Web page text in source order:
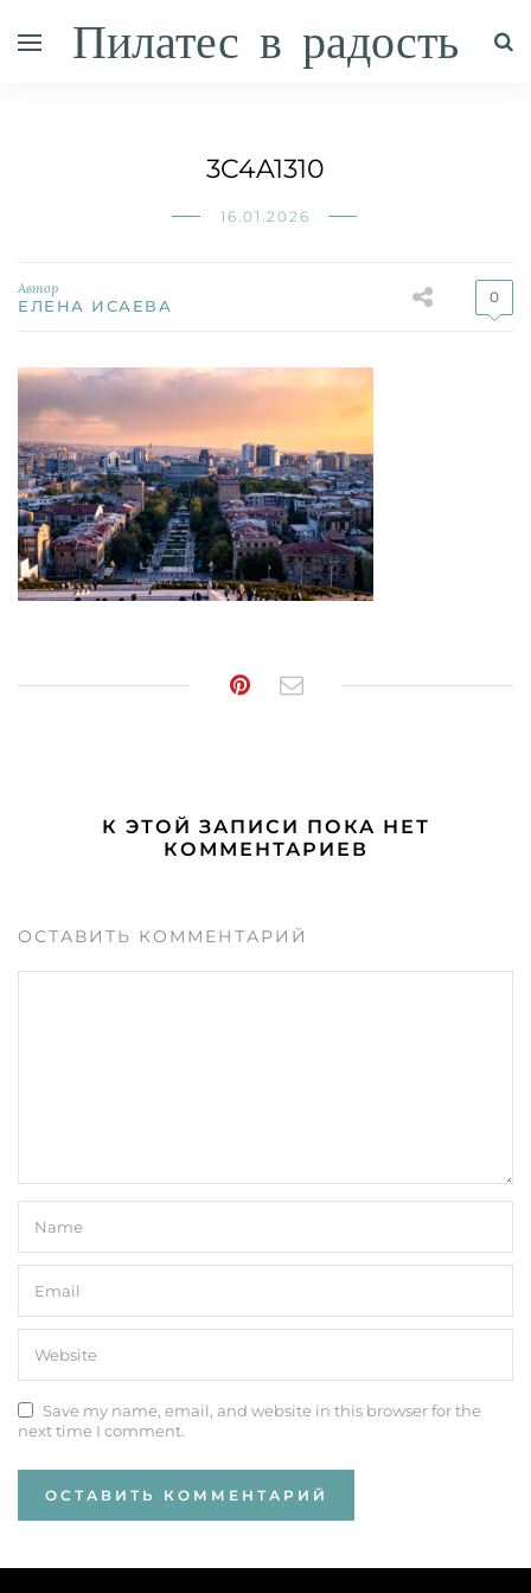
Пилатес в радость
3C4A1310
16.01.2026
Автор
ЕЛЕНА ИСАЕВА 0
К ЭТОЙ ЗАПИСИ ПОКА НЕТ
КОММЕНТАРИЕВ
ОСТАВИТЬ КОММЕНТАРИЙ
Save my name, email, and website in this browser for the
next time I comment.